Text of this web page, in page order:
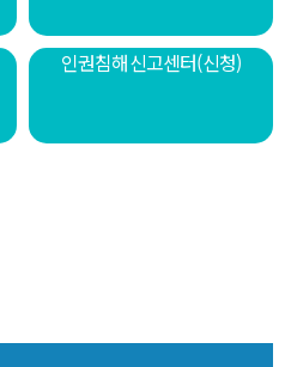
인권침해신고센터(신청)